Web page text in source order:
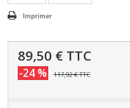
Imprimer
89,50 € TTC
-24 % 117,92 €TTC